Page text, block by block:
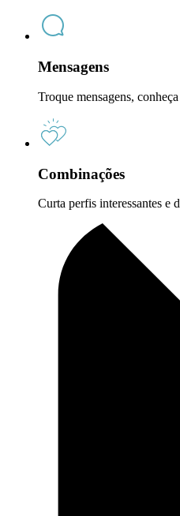
Mensagens
Troque mensagens,
Combinações
Curta perfis interessantes e